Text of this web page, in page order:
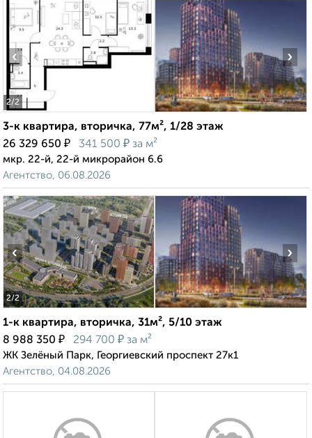
2/2
‹ ›
3-к квартира, вторичка, 77м², 1/28 этаж
26 329 650 ₽ 341 500 ₽ за м²
мкр. 22-й, 22-й микрорайон 6.6
Агентство, 06.08.2026
2/2
‹ ›
1-к квартира, вторичка, 31м², 5/10 этаж
8 988 350 ₽ 294 700 ₽ за м²
ЖК Зелёный Парк, Георгиевский проспект 27к1
Агентство, 04.08.2026